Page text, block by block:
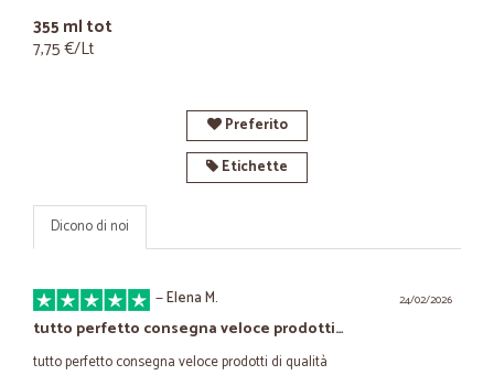
355 ml tot
7,75 €/Lt
Preferito
Etichette
Dicono di noi
24/02/2026
—Elena M.
tutto perfetto consegna veloce prodotti…
tutto perfetto consegna veloce prodotti di qualità